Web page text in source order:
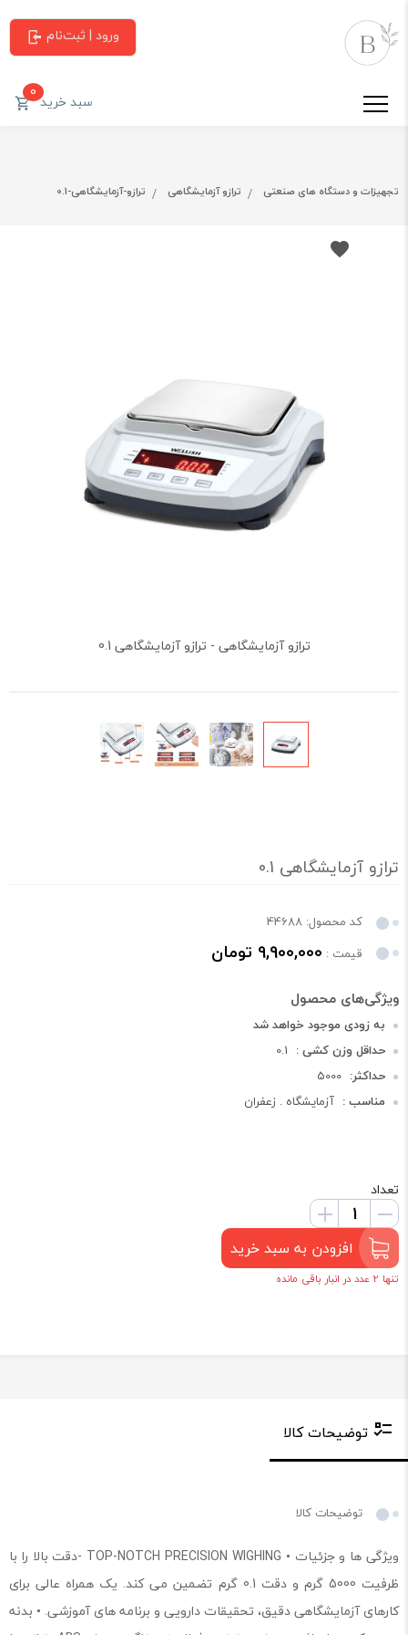
ورود | ثبت‌نام
سبد خرید0
تجهیزات و دستگاه های صنعتی ترازو آزمایشگاهی ترازو-آزمایشگاهی-0.1
ترازو آزمایشگاهی - ترازو آزمایشگاهی 0.1
ترازو آزمایشگاهی 0.1
کد محصول: 44688
قیمت : 9,900,000 تومان
به زودی موجود خواهد شد
حداقل وزن کشی : 0.1
حداکثر: 5000
مناسب : آزمایشگاه . زعفران
تعداد
افزودن به سبد خرید
تنها 2 عدد در انبار باقی مانده
توضیحات کالا
توضیحات کالا
ویژگی ها و جزئیات ‏• TOP-NOTCH PRECISION WIGHING -دقت بالا را با
ظرفیت 5000 گرم و دقت 0.1 گرم تضمین می کند. یک همراه عالی برای
کارهای آزمایشگاهی دقیق، تحقیقات دارویی و برنامه های آموزشی. • بدنه